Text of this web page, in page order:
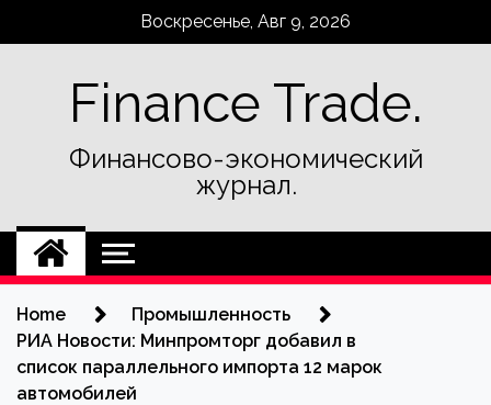
Воскресенье, Авг 9, 2026
Finance Trade.
Финансово-экономический
журнал.
Home
Промышленность
РИА Новости: Минпромторг добавил в
список параллельного импорта 12 марок
автомобилей